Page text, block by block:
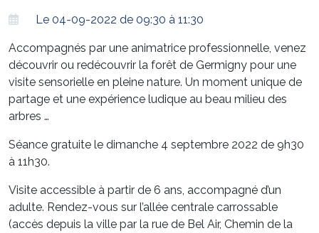
Le 04-09-2022 de 09:30 à 11:30
Accompagnés par une animatrice professionnelle, venez
découvrir ou redécouvrir la forêt de Germigny pour une
visite sensorielle en pleine nature. Un moment unique de
partage et une expérience ludique au beau milieu des
arbres …
Séance gratuite le dimanche 4 septembre 2022 de 9h30
à 11h30.
Visite accessible à partir de 6 ans, accompagné d’un
adulte. Rendez-vous sur l’allée centrale carrossable
(accès depuis la ville par la rue de Bel Air, Chemin de la